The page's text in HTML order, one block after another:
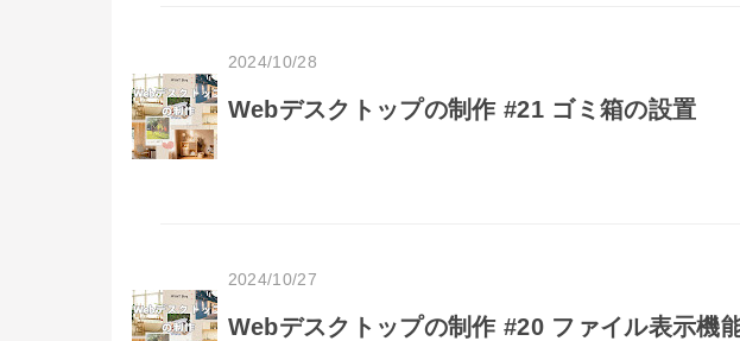
2024/10/28
Webデスクトップの制作 #21 ゴミ箱の設置
2024/10/27
Webデスクトップの制作 #20 ファイル表示機